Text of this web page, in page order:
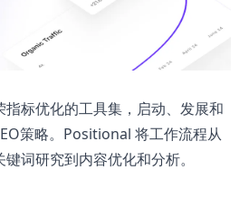
标优化的工具集，启动、发展和
策略。Positional 将工作流程从
词研究到内容优化和分析。